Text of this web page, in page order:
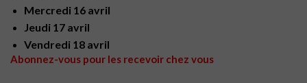
Mercredi 16 avril
Jeudi 17 avril
Vendredi 18 avril
Abonnez-vous pour les recevoir chez vous